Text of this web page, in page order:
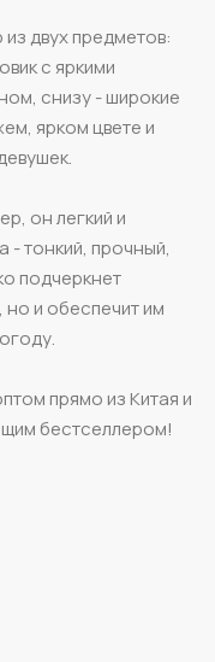
двух предметов:
с яркими
снизу - широкие
ярком цвете и
он легкий и
- тонкий, прочный,
подчеркнет
но и обеспечит им
прямо из Китая и
бестселлером!